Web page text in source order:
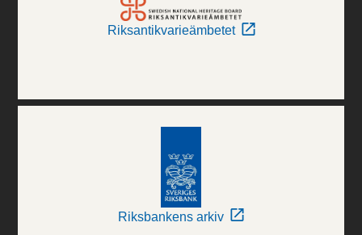
Riksantikvarieämbetet
Riksbankens arkiv